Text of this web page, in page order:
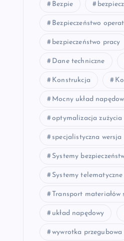
Bezpie
Bezpieczeństwo
bezpieczeństwo pracy
Dane techniczne
Konstrukcja
Mocny układ
optymalizacja zużycia
specjalistyczna wersja
Systemy
Systemy telematyczne
Transport materiałów
układ napędowy
wywrotka przegubowa